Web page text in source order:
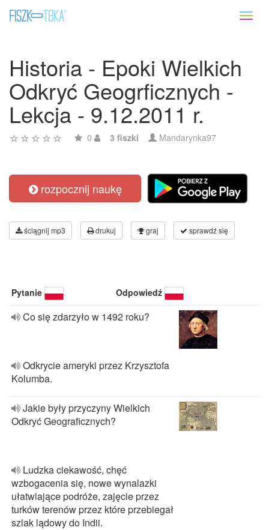
Historia - Epoki Wielkich
Odkryć Geogrficznych -
Lekcja - 9.12.2011 r.
0 3 fiszki Mandarynka97
rozpocznij naukę
ściągnij mp3 drukuj graj sprawdź się
Pytanie Odpowiedź
Co się zdarzyło w 1492 roku?
Odkrycie ameryki przez Krzysztofa
Kolumba.
Jakie były przyczyny Wielkich
Odkryć Geograficznych?
Ludzka ciekawość, chęć
wzbogacenia się, nowe wynalazki
ułatwiające podróże, zajęcie przez
turków terenów przez które przebiegał
szlak lądowy do Indii.